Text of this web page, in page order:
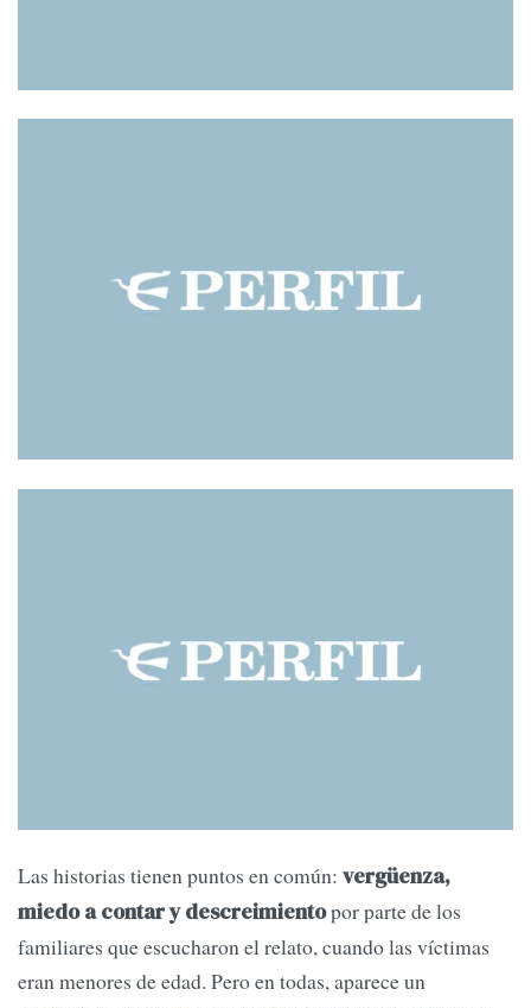
Las historias tienen puntos en común: vergüenza,
miedo a contar y descreimientopor parte de los
familiares que escucharon el relato, cuando las víctimas
eran menores de edad. Pero en todas, aparece un